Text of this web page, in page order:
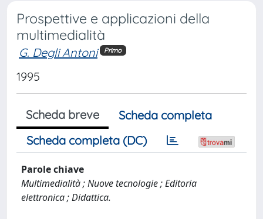
Prospettive e applicazioni della
multimedialità
G. Degli Antoni Primo
1995
Scheda breve
Scheda completa
Scheda completa (DC)
Parole chiave
Multimedialità ; Nuove tecnologie ; Editoria
elettronica ; Didattica.